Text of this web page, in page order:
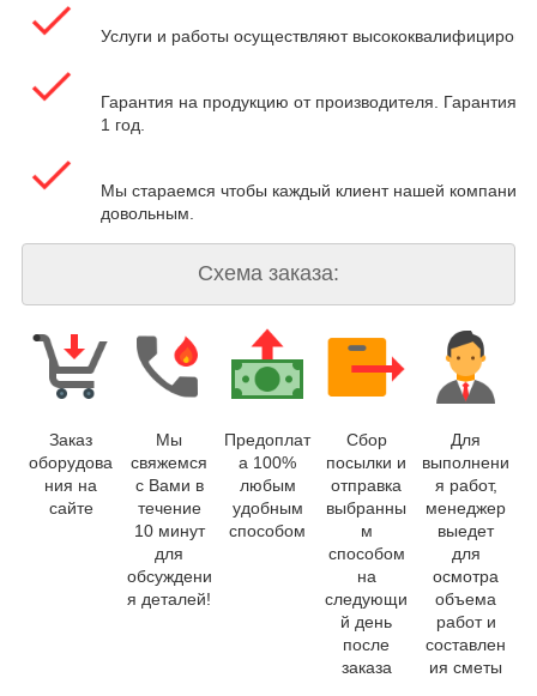
Услуги и работы осуществляют
Гарантия на продукцию от производителя. Гарантия
1 год.
Мы стараемся чтобы каждый клиент нашей компании
довольным.
Схема заказа:
Заказ
оборудова
ния на
сайте
Мы
свяжемся
с Вами в
течение
10 минут
для
обсуждени
я деталей!
Предоплат
а 100%
любым
удобным
способом
Сбор
посылки и
отправка
выбранны
м
способом
на
следующи
й день
после
заказа
Для
выполнени
я работ,
менеджер
выедет
для
осмотра
объема
работ и
составлен
ия сметы